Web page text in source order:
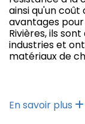
ainsi qu'un coût
avantages
Rivières, ils
industries et
matériaux de
En savoir plus